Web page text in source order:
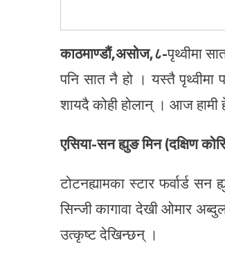
काठमाण्डौं,असोज,८-पृथ्वीमा
पनि सात नै हो । यस्तै
शायदै कोही होलान् । आज हामी
एसिया-सन ह्युङ मिन (दक्षिण
टोटनह्यामका स्टार फर्वार्ड
सिन्जी कागावा देखी ओमार
उत्कृष्ट देखिन्छन् ।